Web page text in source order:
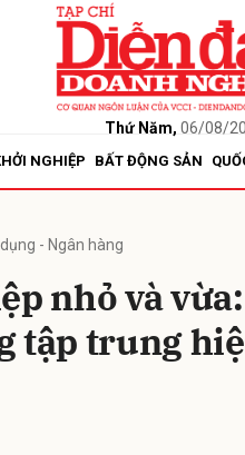
Thứ Năm, 06/08/
NGHIỆP BẤT ĐỘNG SẢN
- Ngân hàng
nhỏ và vừa:
tập trung